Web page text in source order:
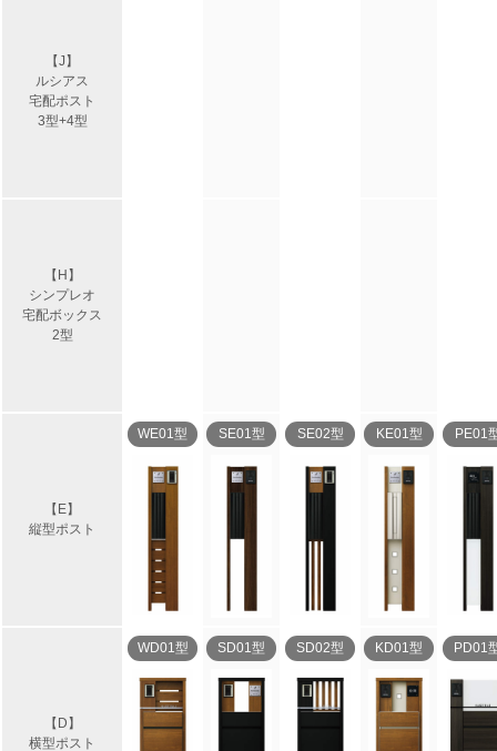
【J】
ルシアス
宅配ポスト
3型+4型
【H】
シンプレオ
宅配ボックス
2型
【E】
縦型ポスト
WE01型 SE01型 SE02型 KE01型 PE01
【D】
横型ポスト
WD01型 SD01型 SD02型 KD01型 PD01